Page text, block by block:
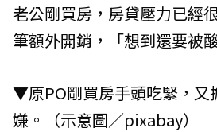
老公剛買房，房貸壓力已經
筆額外開銷，「想到還要被
▼原PO剛買房手頭吃緊，又
嫌。（示意圖／pixabay）